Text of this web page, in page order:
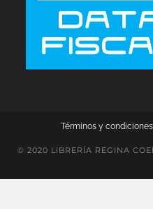
Términos y condiciones
© 2020 LIBRERÍA REGINA